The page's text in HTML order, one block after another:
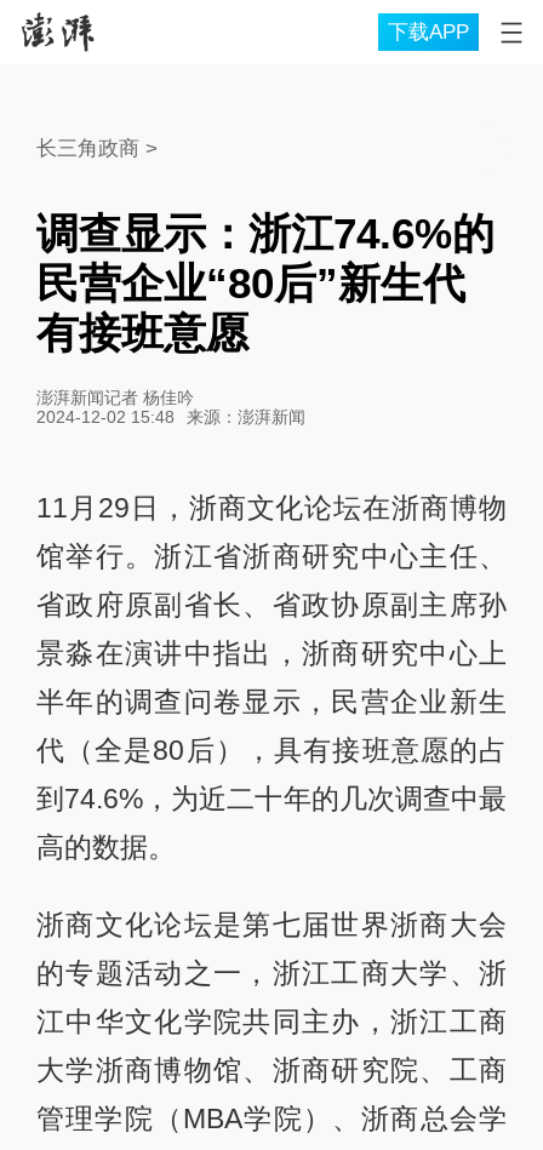
下载APP
长三角政商 >
调查显示：浙江74.6%的
民营企业“80后”新生代
有接班意愿
澎湃新闻记者 杨佳吟
2024-12-02 15:48
来源： 澎湃新闻
11月29日，浙商文化论坛在浙商博物
馆举行。浙江省浙商研究中心主任、
省政府原副省长、省政协原副主席孙
景淼在演讲中指出，浙商研究中心上
半年的调查问卷显示，民营企业新生
代（全是80后），具有接班意愿的占
到74.6%，为近二十年的几次调查中最
高的数据。
浙商文化论坛是第七届世界浙商大会
的专题活动之一，浙江工商大学、浙
江中华文化学院共同主办，浙江工商
大学浙商博物馆、浙商研究院、工商
管理学院（MBA学院）、浙商总会学